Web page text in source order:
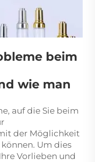
beim
wie man
auf die Sie beim
der Möglichkeit
Um dies
Vorlieben und